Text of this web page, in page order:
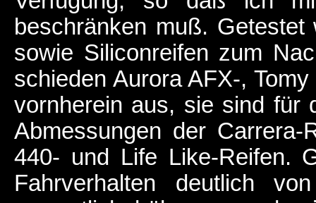
beschränken muß.
sowie Siliconreifen zum
schieden Aurora AFX-,
vornherein aus, sie sind für
Abmessungen der
440- und Life Like-Reifen.
Fahrverhalten deutlich